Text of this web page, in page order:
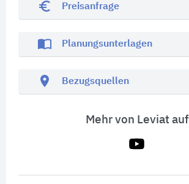
euro_symbol Preisanfrage
import_contacts Planungsunterlagen
location_on Bezugsquellen
Mehr von Leviat auf